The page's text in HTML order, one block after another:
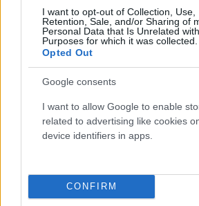
I want to opt-out of Collection, Use,
Retention, Sale, and/or Sharing of
Personal Data that Is Unrelated
Purposes for which it was collected.
Opted Out
Google consents
I want to allow Google to enable
related to advertising like cookies
device identifiers in apps.
CONFIRM
Intralot: Αυξήθηκαν στα 122,9
2022